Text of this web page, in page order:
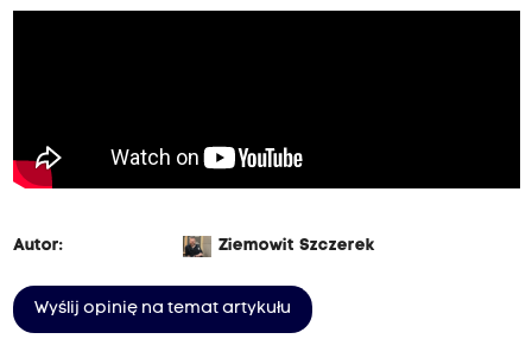
Autor: Ziemowit Szczerek
Wyślij opinię na temat artykułu